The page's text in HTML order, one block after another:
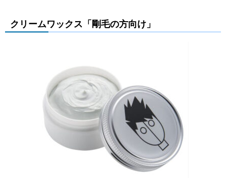
クリームワックス「剛毛の方向け」